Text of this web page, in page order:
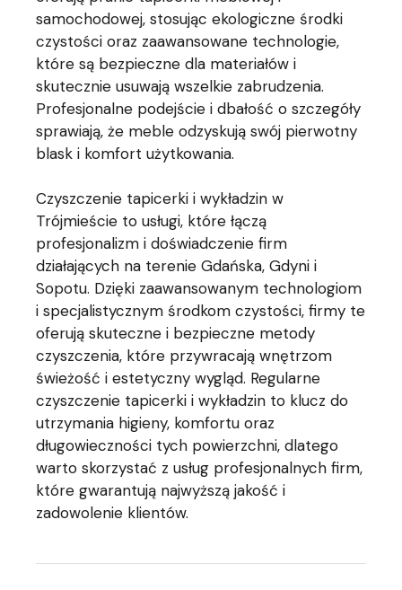
samochodowej, stosując ekologiczne środki
czystości oraz zaawansowane technologie,
które są bezpieczne dla materiałów i
skutecznie usuwają wszelkie zabrudzenia.
Profesjonalne podejście i dbałość o szczegóły
sprawiają, że meble odzyskują swój pierwotny
blask i komfort użytkowania.
Czyszczenie tapicerki i wykładzin w
Trójmieście to usługi, które łączą
profesjonalizm i doświadczenie firm
działających na terenie Gdańska, Gdyni i
Sopotu. Dzięki zaawansowanym technologiom
i specjalistycznym środkom czystości, firmy te
oferują skuteczne i bezpieczne metody
czyszczenia, które przywracają wnętrzom
świeżość i estetyczny wygląd. Regularne
czyszczenie tapicerki i wykładzin to klucz do
utrzymania higieny, komfortu oraz
długowieczności tych powierzchni, dlatego
warto skorzystać z usług profesjonalnych firm,
które gwarantują najwyższą jakość i
zadowolenie klientów.